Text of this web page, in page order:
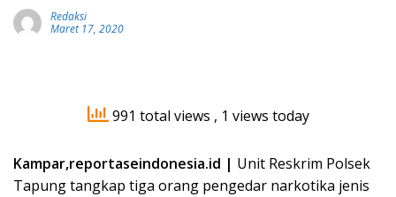
Redaksi
Maret 17, 2020
991 total views , 1 views today
Kampar,reportaseindonesia.id | Unit Reskrim Polsek
Tapung tangkap tiga orang pengedar narkotika jenis